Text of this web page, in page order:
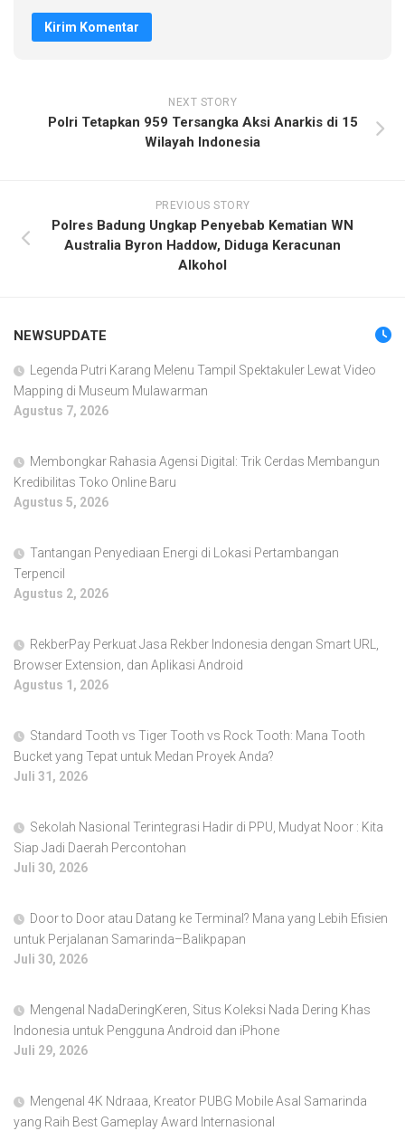
NEXT STORY
Polri Tetapkan 959 Tersangka Aksi Anarkis di 15
Wilayah Indonesia
PREVIOUS STORY
Polres Badung Ungkap Penyebab Kematian WN
Australia Byron Haddow, Diduga Keracunan
Alkohol
NEWSUPDATE
Legenda Putri Karang Melenu Tampil Spektakuler Lewat Video
Mapping di Museum Mulawarman
Agustus 7, 2026
Membongkar Rahasia Agensi Digital: Trik Cerdas Membangun
Kredibilitas Toko Online Baru
Agustus 5, 2026
Tantangan Penyediaan Energi di Lokasi Pertambangan
Terpencil
Agustus 2, 2026
RekberPay Perkuat Jasa Rekber Indonesia dengan Smart URL,
Browser Extension, dan Aplikasi Android
Agustus 1, 2026
Standard Tooth vs Tiger Tooth vs Rock Tooth: Mana Tooth
Bucket yang Tepat untuk Medan Proyek Anda?
Juli 31, 2026
Sekolah Nasional Terintegrasi Hadir di PPU, Mudyat Noor : Kita
Siap Jadi Daerah Percontohan
Juli 30, 2026
Door to Door atau Datang ke Terminal? Mana yang Lebih Efisien
untuk Perjalanan Samarinda–Balikpapan
Juli 30, 2026
Mengenal NadaDeringKeren, Situs Koleksi Nada Dering Khas
Indonesia untuk Pengguna Android dan iPhone
Juli 29, 2026
Mengenal 4K Ndraaa, Kreator PUBG Mobile Asal Samarinda
yang Raih Best Gameplay Award Internasional